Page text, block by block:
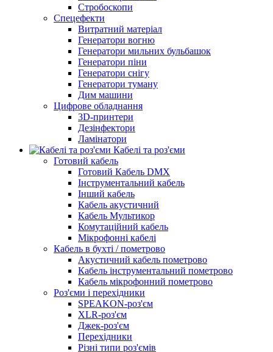
Стробоскопи
Спецефекти
Витратний матеріал
Генератори вогню
Генератори мильних бульбашок
Генератори піни
Генератори снігу
Генератори туману
Дим машини
Цифрове обладнання
3D-принтери
Дезінфектори
Ламінатори
Кабелі та роз'єми
Готовий кабель
Готовий Кабель DMX
Інструментальний кабель
Інший кабель
Кабель акустичний
Кабель Мультикор
Комутаційний кабель
Мікрофонні кабелі
Кабель в бухті / пометрово
Акустичний кабель пометрово
Кабель інструментальний пометрово
Кабель мікрофонний пометрово
Роз'єми і перехідники
SPEAKON-роз'єм
XLR-роз'єм
Джек-роз'єм
Перехідники
Різні типи роз'ємів